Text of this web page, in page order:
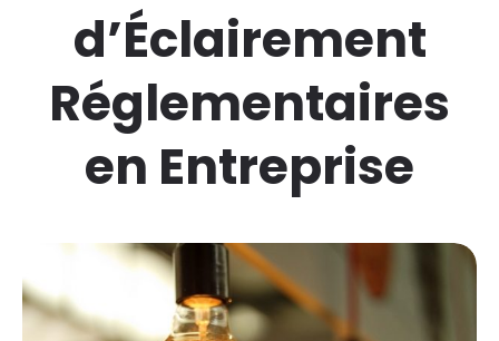
d’Éclairement
Réglementaires
en Entreprise